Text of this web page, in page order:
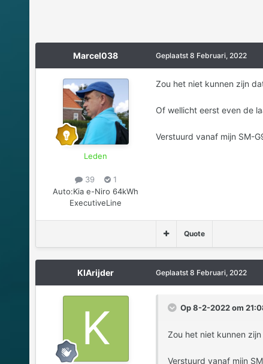
Marcel038
Leden
39
1
Auto:Kia e-Niro 64kWh
ExecutiveLine
Geplaatst 8 Februari, 2022
Zou het niet kunnen zijn
Of wellicht eerst even de
Verstuurd vanaf mijn SM-
Quote
KIArijder Geplaatst 8 Februari, 2022
Op 8-2-2022 om
Zou het niet kunnen
Verstuurd vanaf mijn